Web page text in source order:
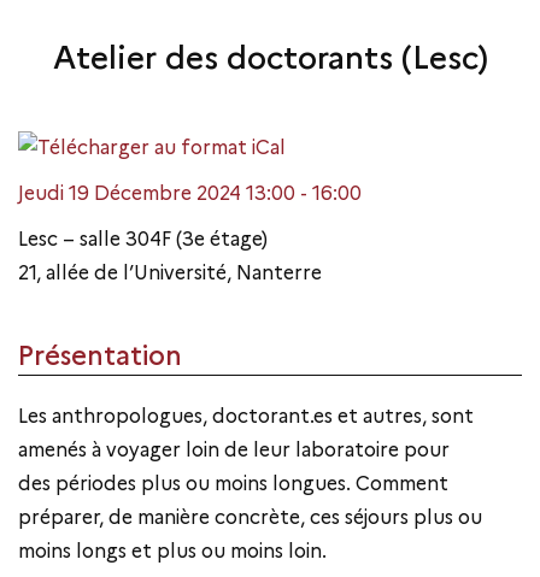
Atelier des doctorants (Lesc)
Jeudi 19 Décembre 2024 13:00 - 16:00
Lesc – salle 304F (3e étage)
21, allée de l’Université, Nanterre
Présentation
Les anthropologues, doctorant.es et autres, sont
amenés à voyager loin de leur laboratoire pour
des périodes plus ou moins longues. Comment
préparer, de manière concrète, ces séjours plus ou
moins longs et plus ou moins loin.